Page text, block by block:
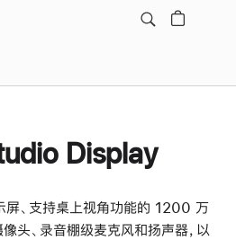
Display
、支持桌上视角功能的 1200 万
、录音棚级麦克风和扬声器，以